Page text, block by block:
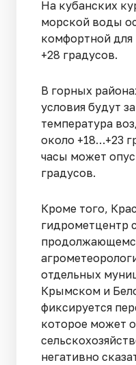
На кубанских
морской воды
комфортной для
+28 градусов.
В горных
условия будут
температура
около +18…+23
часы может
градусов.
Кроме того,
гидрометцентр
отдельных
Крымском и
фиксируется
которое может
негативно